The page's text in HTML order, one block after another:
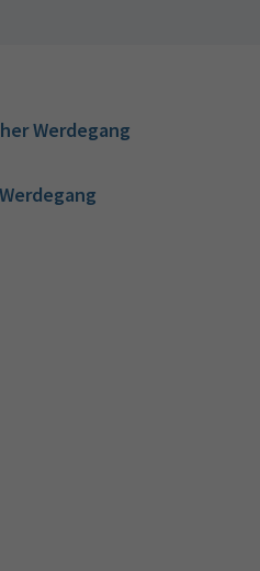
Werdegang